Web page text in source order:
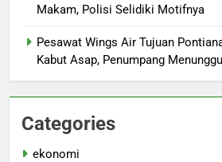
Makam, Polisi Selidiki Motifnya
Pesawat Wings Air Tujuan
Kabut Asap, Penumpang
Categories
ekonomi